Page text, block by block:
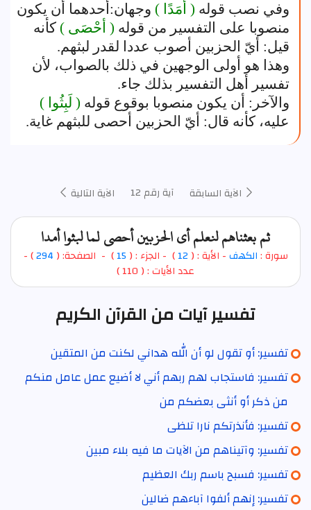
وفي نصب قوله ( أمَدًا ) وجهان:أحدهما أن يكون
منصوبا على التفسير من قوله ( أحْصَى ) كأنه
قيل: أيّ الحزبين أصوب عددا لقدر لبثهم.
وهذا هو أولى الوجهين في ذلك بالصواب، لأن
تفسير أهل التفسير بذلك جاء.
والآخر: أن يكون منصوبا بوقوع قوله ( لَبِثُوا )
عليه، كأنه قال: أيّ الحزبين أحصى للبثهم غاية.
الآية السابقة آية رقم 12 الآية التالية
ثم بعثناهم لنعلم أي الحزبين أحصى لما لبثوا أمدا
سورة :الكهف- الأية : ( 12
) - الجزء : ( 15) - الصفحة: ( 294
) -
عدد الأيات : ( 110 )
تفسير آيات من القرآن الكريم
تفسير: أو تقول لو أن الله هداني لكنت من المتقين
تفسير: فاستجاب لهم ربهم أني لا أضيع عمل عامل منكم
من ذكر أو أنثى بعضكم من
تفسير: فأنذرتكم نارا تلظى
تفسير: وآتيناهم من الآيات ما فيه بلاء مبين
تفسير: فسبح باسم ربك العظيم
تفسير: إنهم ألفوا آباءهم ضالين